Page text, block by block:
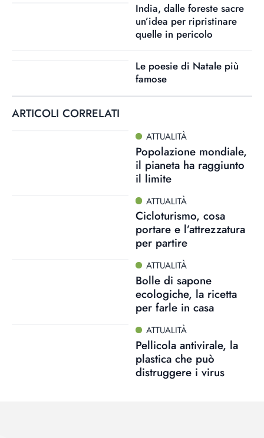
India, dalle foreste sacre
un’idea per ripristinare
quelle in pericolo
Le poesie di Natale più
famose
ARTICOLI CORRELATI
ATTUALITÀ
Popolazione mondiale,
il pianeta ha raggiunto
il limite
ATTUALITÀ
Cicloturismo, cosa
portare e l’attrezzatura
per partire
ATTUALITÀ
Bolle di sapone
ecologiche, la ricetta
per farle in casa
ATTUALITÀ
Pellicola antivirale, la
plastica che può
distruggere i virus